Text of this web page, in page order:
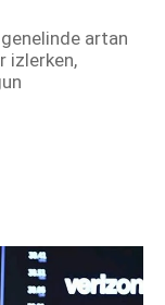
artan
izlerken,